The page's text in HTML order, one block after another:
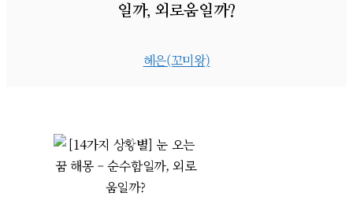
일까, 외로움일까?
헤은(꼬미왕)